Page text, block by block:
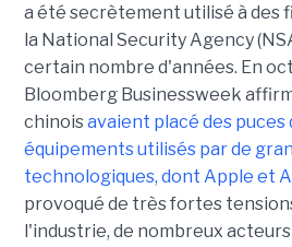
a été secrètement utilisé à des
la National Security Agency
certain nombre d'années. En
Bloomberg Businessweek
chinoisavaient placé des puces
équipements utilisés par de
technologiques, dont Apple et
provoqué de très fortes
l'industrie, de nombreux